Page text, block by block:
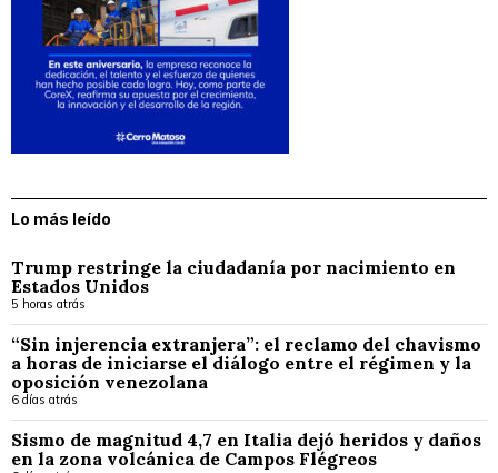
Lo más leído
Trump restringe la ciudadanía por nacimiento en
Estados Unidos
5 horas atrás
“Sin injerencia extranjera”: el reclamo del chavismo
a horas de iniciarse el diálogo entre el régimen y la
oposición venezolana
6 días atrás
Sismo de magnitud 4,7 en Italia dejó heridos y daños
en la zona volcánica de Campos Flégreos